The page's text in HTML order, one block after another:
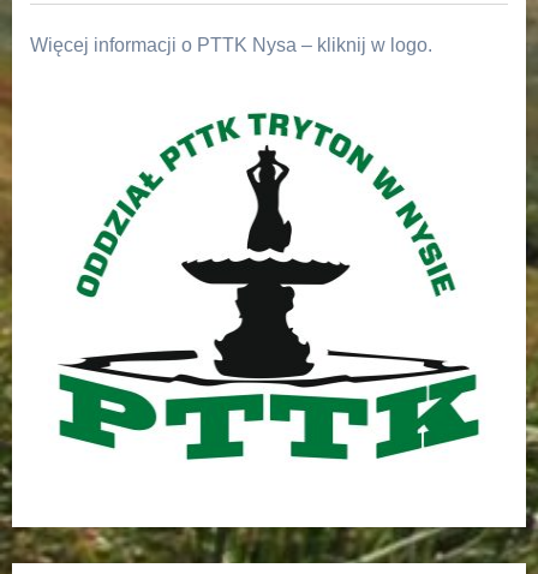
Więcej informacji o PTTK Nysa – kliknij w logo.